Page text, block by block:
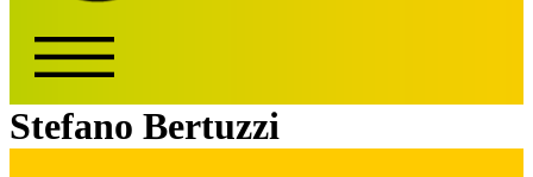
Stefano Bertuzzi